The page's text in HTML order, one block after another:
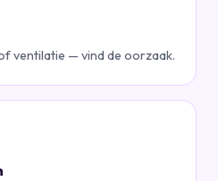
ventilatie — vind de oorzaak.